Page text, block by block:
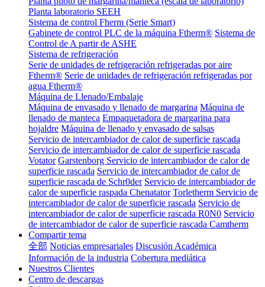
Planta laboratorio SEEH
Sistema de control Fherm (Serie Smart)
Gabinete de control PLC de la máquina Ftherm® Sistema de
Control de A partir de ASHE
Sistema de refrigeración
Serie de unidades de refrigeración refrigeradas por aire
Ftherm® Serie de unidades de refrigeración refrigeradas por
agua Ftherm®
Máquina de Llenado/Embalaje
Máquina de envasado y llenado de margarina Máquina de
llenado de manteca Empaquetadora de margarina para
hojaldre Máquina de llenado y envasado de salsas
Servicio de intercambiador de calor de superficie rascada
Servicio de intercambiador de calor de superficie rascada
Votator Garstenborg Servicio de intercambiador de calor de
superficie rascada Servicio de intercambiador de calor de
superficie rascada de Schr0der Servicio de intercambiador de
calor de superficie raspada Chenatator Torletherm Servicio de
intercambiador de calor de superficie rascada Servicio de
intercambiador de calor de superficie rascada R0N0 Servicio
de intercambiador de calor de superficie rascada Camtherm
Compartir tema
全部 Noticias empresariales Discusión Académica
Información de la industria Cobertura mediática
Nuestros Clientes
Centro de descargas